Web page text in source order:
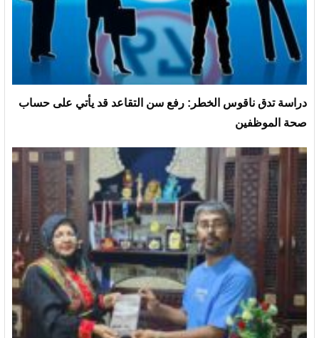
دراسة تدق ناقوس الخطر: رفع سن التقاعد قد يأتي على حساب
صحة الموظفين